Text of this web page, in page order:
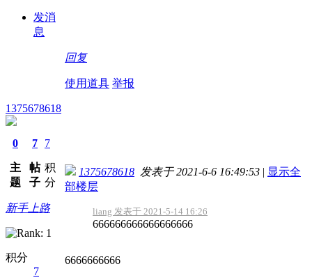
发消
息
回复
使用道具 举报
1375678618
0
主
题
7
帖
子
7
积
分
新手上路
积分
7
1375678618 发表于 2021-6-6 16:49:53 | 显示全
部楼层
liang 发表于 2021-5-14 16:26
666666666666666666
6666666666